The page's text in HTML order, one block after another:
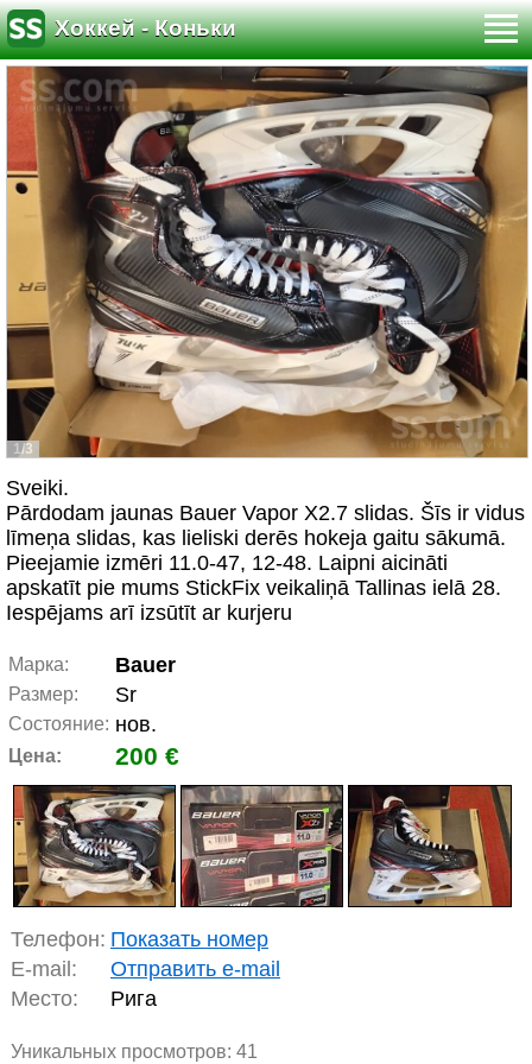
Хоккей - Коньки
1/3
Sveiki.
Pārdodam jaunas Bauer Vapor X2.7 slidas. Šīs ir vidus
līmeņa slidas, kas lieliski derēs hokeja gaitu sākumā.
Pieejamie izmēri 11.0-47, 12-48. Laipni aicināti
apskatīt pie mums StickFix veikaliņā Tallinas ielā 28.
Iespējams arī izsūtīt ar kurjeru
Марка: Bauer
Размер: Sr
Состояние: нов.
Цена: 200 €
Телефон: Показать номер
E-mail:
Отправить e-mail
Место:
Рига
Уникальных просмотров: 41